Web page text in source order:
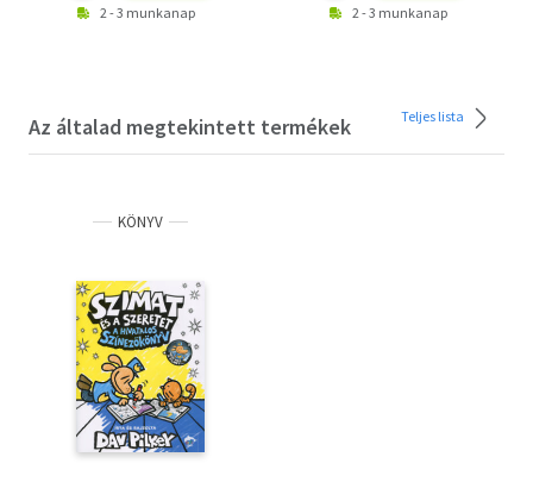
2 - 3 munkanap 2 - 3 munkanap
Az általad megtekintett termékek Teljes lista
KÖNYV